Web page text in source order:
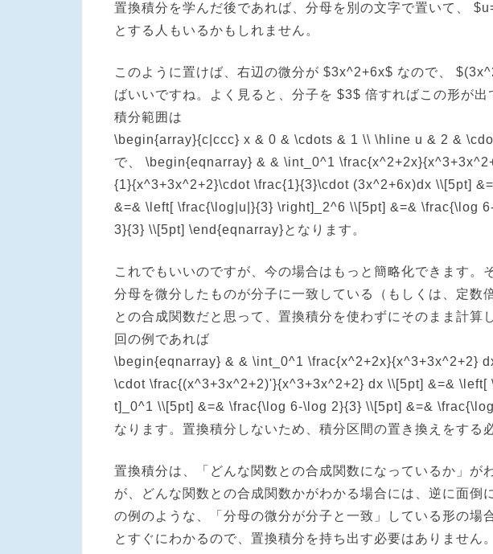
置換積分を学んだ後であれば、分母を別の文字で置いて、
とする人もいるかもしれません。
このように置けば、右辺の微分が $3x^2+6x$ なので、
ばいいですね。よく見ると、分子を $3$ 倍すればこの形が出
積分範囲は
\begin{array}{c|ccc} x & 0 & \cdots & 1 \\ \hline u & 2 &
で、 \begin{eqnarray} & & \int_0^1
{1}{x^3+3x^2+2}\cdot \frac{1}{3}\cdot (3x^2+6x)dx \\[5pt]
&=& \left[ \frac{\log|u|}{3} \right]_2^6 \\[5pt] &=& \frac{\log
3}{3} \\[5pt] \end{eqnarray}となります。
これでもいいのですが、今の場合はもっと簡略化できます。
分母を微分したものが分子に一致している（もしくは、定数
との合成関数だと思って、置換積分を使わずにそのまま計算
回の例であれば
\begin{eqnarray} & & \int_0^1 \frac{x^2+2x}{x^3+3x^2+2}
\cdot \frac{(x^3+3x^2+2)'}{x^3+3x^2+2} dx \\[5pt] &=&
t]_0^1 \\[5pt] &=& \frac{\log 6-\log 2}{3} \\[5pt] &=&
なります。置換積分しないため、積分区間の置き換えをする
置換積分は、「どんな関数との合成関数になっているか」が
が、どんな関数との合成関数かがわかる場合には、逆に面倒
の例のような、「分母の微分が分子と一致」している形の場
とすぐにわかるので、置換積分を持ち出す必要はありません。